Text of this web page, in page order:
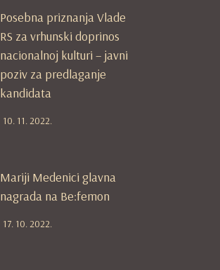
Posebna priznanja Vlade
RS za vrhunski doprinos
nacionalnoj kulturi – javni
poziv za predlaganje
kandidata
10. 11. 2022.
Mariji Medenici glavna
nagrada na Be:femon
17. 10. 2022.